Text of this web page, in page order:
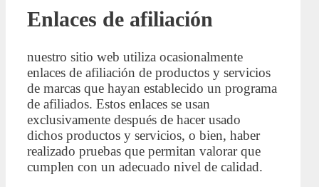
Enlaces de afiliación
nuestro sitio web utiliza ocasionalmente
enlaces de afiliación de productos y servicios
de marcas que hayan establecido un programa
de afiliados. Estos enlaces se usan
exclusivamente después de hacer usado
dichos productos y servicios, o bien, haber
realizado pruebas que permitan valorar que
cumplen con un adecuado nivel de calidad.